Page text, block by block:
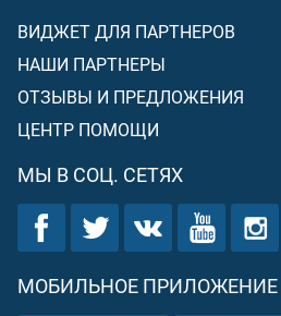
ВИДЖЕТ ДЛЯ ПАРТНЕРОВ
НАШИ ПАРТНЕРЫ
ОТЗЫВЫ И ПРЕДЛОЖЕНИЯ
ЦЕНТР ПОМОЩИ
МЫ В СОЦ. СЕТЯХ
МОБИЛЬНОЕ ПРИЛОЖЕНИЕ